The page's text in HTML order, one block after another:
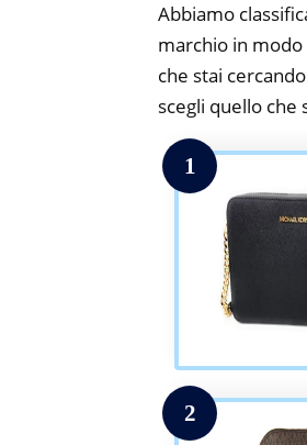
Abbiamo
marchio in
che stai
scegli quello che
1
2